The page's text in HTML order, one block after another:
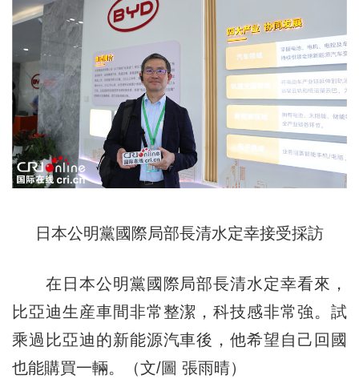
日本公明黨國際局部長清水定幸接受採訪
在日本公明黨國際局部長清水定幸看來，
比亞迪生産車間非常整潔，科技感非常強。試
乘過比亞迪的新能源汽車後，他希望自己回國
也能購買一輛。（文/圖 張雨晴）